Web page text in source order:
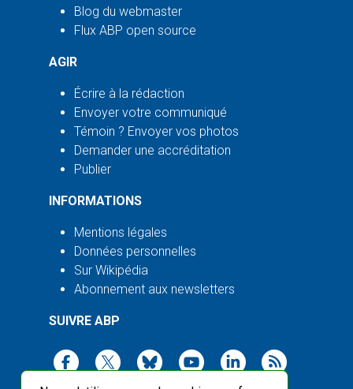
Blog du webmaster
Flux ABP open source
AGIR
Écrire à la rédaction
Envoyer votre communiqué
Témoin ? Envoyer vos photos
Demander une accréditation
Publier
INFORMATIONS
Mentions légales
Données personnelles
Sur Wikipédia
Abonnement aux newsletters
SUIVRE ABP